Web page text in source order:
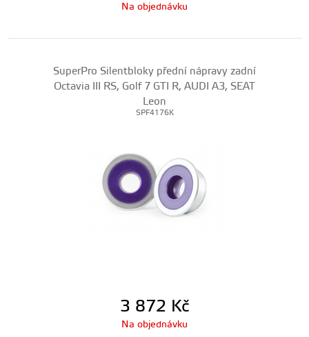
Na objednávku
SuperPro Silentbloky přední nápravy zadní
Octavia III RS, Golf 7 GTI R, AUDI A3, SEAT
Leon
SPF4176K
3 872 Kč
Na objednávku